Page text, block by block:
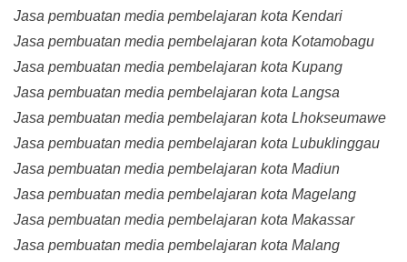
Jasa pembuatan media pembelajaran kota Kendari
Jasa pembuatan media pembelajaran kota Kotamobagu
Jasa pembuatan media pembelajaran kota Kupang
Jasa pembuatan media pembelajaran kota Langsa
Jasa pembuatan media pembelajaran kota Lhokseumawe
Jasa pembuatan media pembelajaran kota Lubuklinggau
Jasa pembuatan media pembelajaran kota Madiun
Jasa pembuatan media pembelajaran kota Magelang
Jasa pembuatan media pembelajaran kota Makassar
Jasa pembuatan media pembelajaran kota Malang